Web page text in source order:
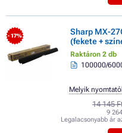
- 17%
Sharp MX-
(fekete +
Raktáron 2 db
100000/
14 145
9
Legalacsonyabb ár
Melyik